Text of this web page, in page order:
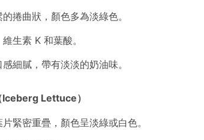
捲曲狀，顏色多為淡綠色。
生素 K 和葉酸。
細膩，帶有淡淡的奶油味。
Lettuce）
緊密重疊，顏色呈淡綠或白色。